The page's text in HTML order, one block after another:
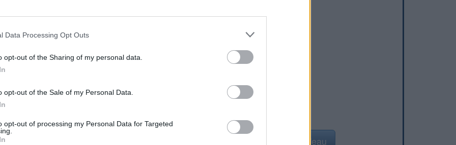
Data Processing Opt Outs
opt-out of the Sharing of my personal data.
opt-out of the Sale of my Personal Data.
opt-out of processing my Personal Data for Targeted
Ajouter un point d'eau